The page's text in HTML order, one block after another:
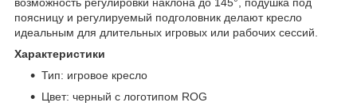
поясницу и регулируемый подголовник делают кресло
идеальным для длительных игровых или рабочих сессий.
Характеристики
Тип: игровое кресло
Цвет: черный с логотипом ROG